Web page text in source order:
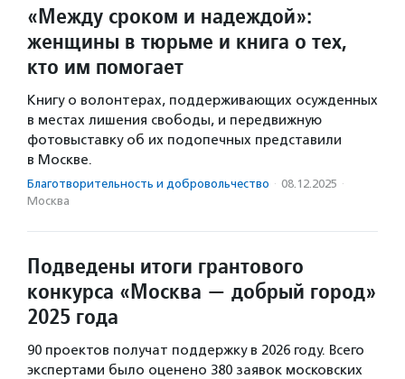
«Между сроком и надеждой»:
женщины в тюрьме и книга о тех,
кто им помогает
Книгу о волонтерах, поддерживающих осужденных
в местах лишения свободы, и передвижную
фотовыставку об их подопечных представили
в Москве.
Благотвори­тель­ность и доброволь­чест­во · 08.12.2025 ·
Москва
Подведены итоги грантового
конкурса «Москва — добрый город»
2025 года
90 проектов получат поддержку в 2026 году. Всего
экспертами было оценено 380 заявок московских